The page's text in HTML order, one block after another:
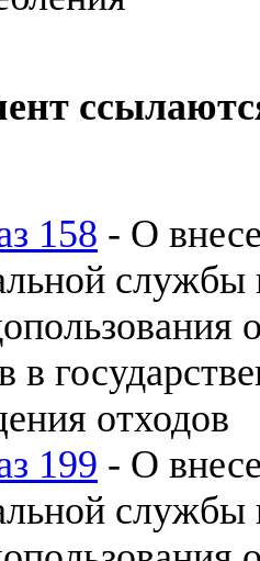
158 - О
службы
в
отходов
199 - О
службы